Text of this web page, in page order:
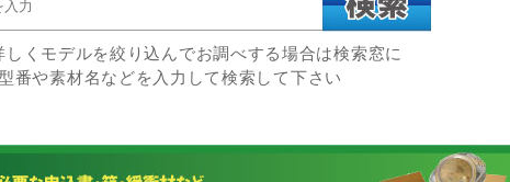
しくモデルを絞り込んでお調べする場合は検索窓に
番や素材名などを入力して検索して下さい